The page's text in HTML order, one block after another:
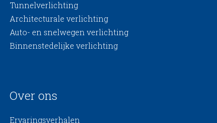
Tunnelverlichting
Architecturale verlichting
Auto- en snelwegen verlichting
Binnenstedelijke verlichting
Over ons
Ervaringsverhalen